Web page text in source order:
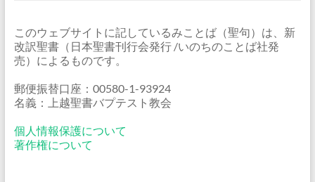
このウェブサイトに記しているみことば（聖句）は、新
改訳聖書（日本聖書刊行会発行 /いのちのことば社発
売）によるものです。
郵便振替口座：00580-1-93924
名義：上越聖書バプテスト教会
個人情報保護について
著作権について